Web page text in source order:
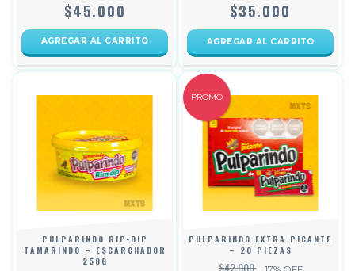
$45.000
AGREGAR AL CARRITO
$35.000
PULPARINDO RIP-DIP
TAMARINDO – ESCARCHADOR
250G
PROMO
PULPARINDO EXTRA PICANTE
– 20 PIEZAS